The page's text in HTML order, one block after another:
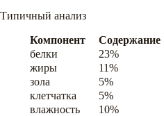
Типичный анализ
Компонент
Содержание
белки
23%
жиры
11%
зола
5%
клетчатка
5%
влажность
10%